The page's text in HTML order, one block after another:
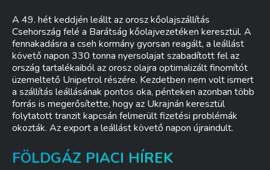
A 49. hét keddjén leállt az orosz kőolajszállítás
Csehország felé a Barátság kőolajvezetéken keresztül. A
fennakadásra a cseh kormány gyorsan reagált, a leállást
követő napon 330 tonna nyersolajat szabadított fel az
ország tartalékaiból az orosz olajra optimalizált finomítót
üzemeltető Unipetrol részére. Kezdetben nem volt ismert
a szállítás leállásának pontos oka, pénteken azonban több
forrás is megerősítette, hogy az Ukrajnán keresztül
folytatott tranzit kapcsán felmerült fizetési problémák
okozták. Az export a leállást követő napon újraindult.
FÖLDGÁZ PIACI HÍREK